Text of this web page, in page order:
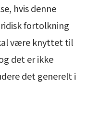
hvis denne
fortolkning
være knyttet til
det er ikke
det generelt i